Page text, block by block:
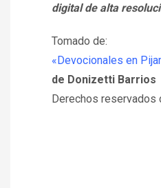
digital de alta
Tomado de:
«Devocionales en
de Donizetti Barrios
Derechos reservados